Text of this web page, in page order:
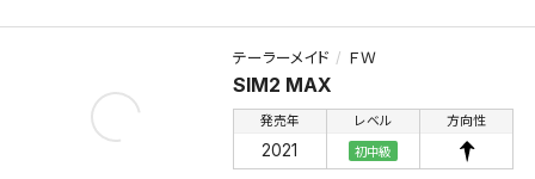
テーラーメイド ＦＷ
SIM2 MAX
発売年
2021
レベル
初中級
方向性